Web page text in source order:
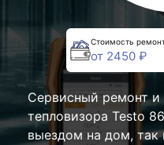
Стоимость
от 2450 ₽
Сервисный ремонт и
тепловизора Testo
выездом на дом, так